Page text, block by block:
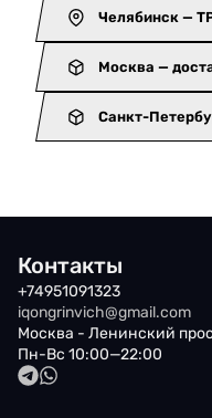
Челябинск —
Москва —
Санкт-
Контакты
+74951091323
iqongrinvich@gmail.com
Москва - Ленинский
Пн-Вс 10:00—22:00